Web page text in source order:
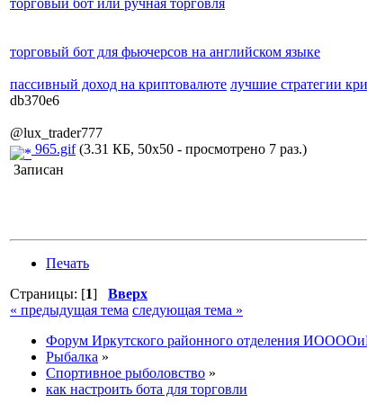
торговый бот или ручная торговля
торговый бот для фьючерсов на английском языке
пассивный доход на криптовалюте лучшие стратегии
db370e6
@lux_trader777
965.gif(3.31 КБ, 50x50 - просмотрено 7 раз.)
Записан
Печать
Страницы: [1] Вверх
« предыдущая тема следующая тема »
Форум Иркутского районного отделения
Рыбалка »
Спортивное рыболовство »
как настроить бота для торговли